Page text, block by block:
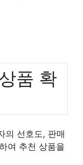
품 확
의 선호도, 판매
여 추천 상품을